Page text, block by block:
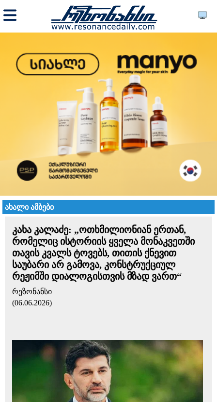
ახალი ამბები
კახა კალაძე: „ოთხმილიონიან ერთან,
რომელიც ისტორიის ყველა მონაკვეთში
თავის კვალს ტოვებს, თითის ქნევით
საუბარი არ გამოვა, კონსტრუქციულ
რეჟიმში დიალოგისთვის მზად ვართ“
რეზონანსი
(06.06.2026)